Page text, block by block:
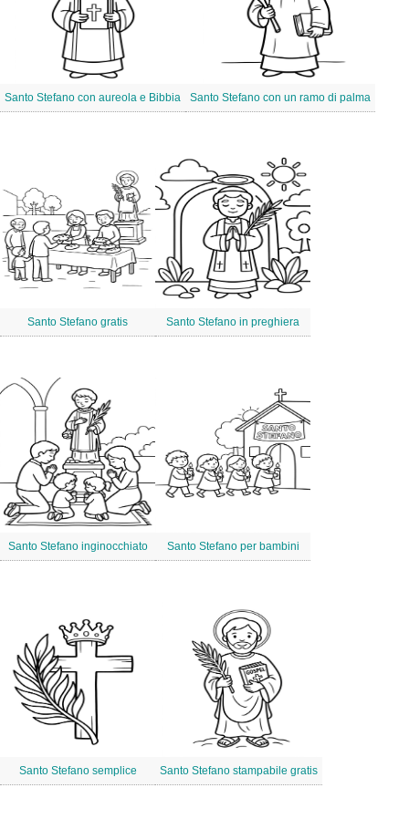
Santo Stefano con aureola e Bibbia Santo Stefano con un ramo di palma
Santo Stefano gratis Santo Stefano in preghiera
Santo Stefano inginocchiato Santo Stefano per bambini
Santo Stefano semplice Santo Stefano stampabile gratis